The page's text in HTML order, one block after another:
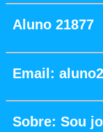
Aluno 21877
Email:
Sobre: Sou